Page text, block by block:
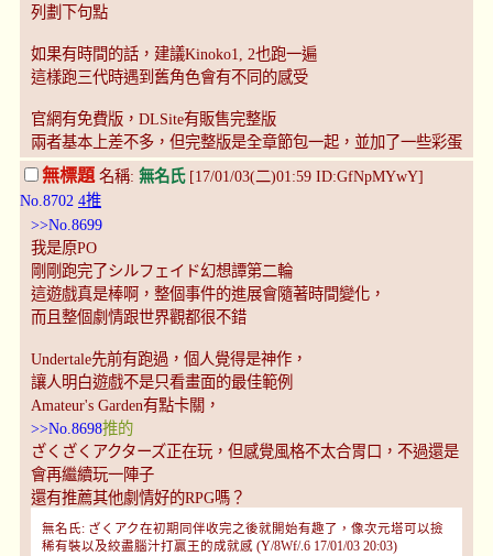
列劃下句點
如果有時間的話，建議Kinoko1, 2也跑一遍
這樣跑三代時遇到舊角色會有不同的感受
官網有免費版，DLSite有販售完整版
兩者基本上差不多，但完整版是全章節包一起，並加了一些彩蛋
無標題名稱: 無名氏[17/01/03(二)01:59 ID:GfNpMYwY]
No.8702 4推
>>No.8699
我是原PO
剛剛跑完了シルフェイド幻想譚第二輪
這遊戲真是棒啊，整個事件的進展會隨著時間變化，
而且整個劇情跟世界觀都很不錯
Undertale先前有跑過，個人覺得是神作，
讓人明白遊戲不是只看畫面的最佳範例
Amateur's Garden有點卡關，
>>No.8698推的
ざくざくアクターズ正在玩，但感覺風格不太合胃口，不過還是
會再繼續玩一陣子
還有推薦其他劇情好的RPG嗎？
無名氏: ざくアク在初期同伴收完之後就開始有趣了，像次元塔可以撿
稀有裝以及絞盡腦汁打贏王的成就感 (Y/8Wf/.6 17/01/03 20:03)